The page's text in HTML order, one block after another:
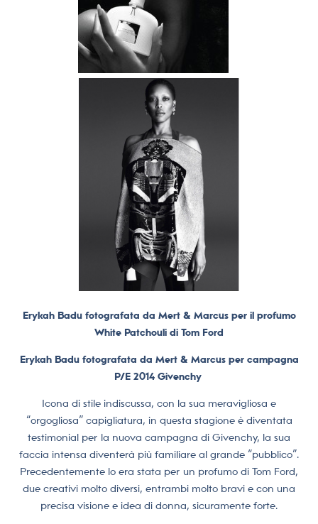
Erykah Badu fotografata da Mert & Marcus per il profumo
White Patchouli di Tom Ford
Erykah Badu fotografata da Mert & Marcus per campagna
P/E 2014 Givenchy
Icona di stile indiscussa, con la sua meravigliosa e
“orgogliosa” capigliatura, in questa stagione è diventata
testimonial per la nuova campagna di Givenchy, la sua
faccia intensa diventerà più familiare al grande “pubblico”.
Precedentemente lo era stata per un profumo di Tom Ford,
due creativi molto diversi, entrambi molto bravi e con una
precisa visione e idea di donna, sicuramente forte.